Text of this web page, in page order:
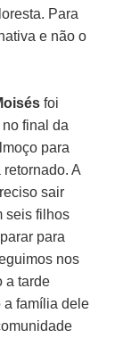
Para
e não o
foi
final da
para
A
sair
seis filhos
para
nos
a tarde
a família dele